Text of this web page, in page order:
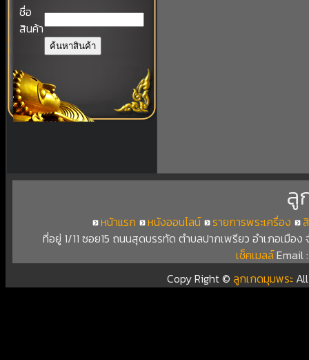
ชื่อ
สินค้า
ลู
หน้าแรก หนังออนไลน์ รายการพระเครื่อง
ที่อยู่ 1/11 ซอย15 ถนนสุดบรรทัด ตำบลปากเพรียว อำเภอเมือ
เช็คเมลล์Email
Copy Right ©ลูกเกดมุมพระ